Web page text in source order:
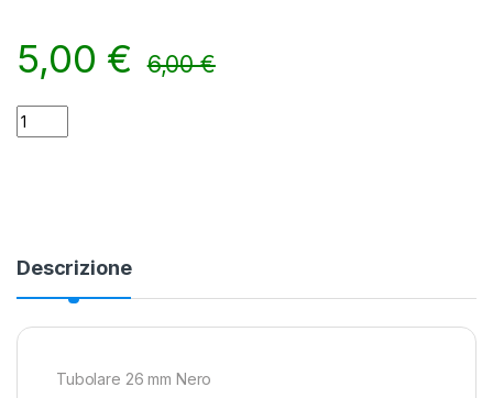
5,00 € 6,00€
Fettuccia tubolare Beal da 26 mm 60 cm quantity
Descrizione
Tubolare 26 mm Nero